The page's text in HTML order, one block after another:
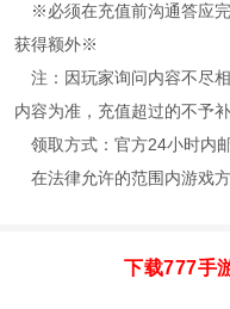
※必须在充值前沟通答应
获得额外※
注：因玩家询问内容不尽
内容为准，充值超过的不予补
领取方式：官方24小时内
在法律允许的范围内游戏
下载777手